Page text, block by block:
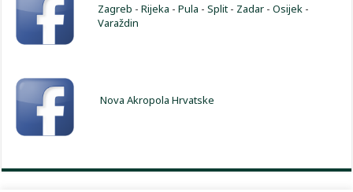
Zagreb -Rijeka -Pula -Split - Zadar -Osijek -
Varaždin
Nova Akropola Hrvatske